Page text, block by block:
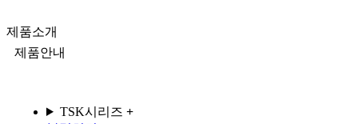
제품소개
제품안내
TSK시리즈 +